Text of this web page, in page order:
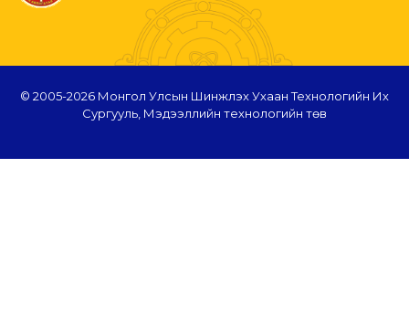
© 2005-2026 Монгол Улсын Шинжлэх Ухаан Технологийн Их
Сургууль, Мэдээллийн технологийн төв